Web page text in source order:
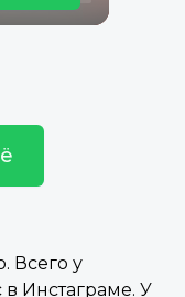
Всего у
в Инстаграме. У